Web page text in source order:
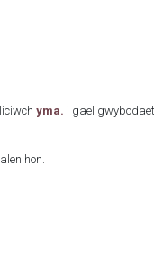
yma. i gael
hon.